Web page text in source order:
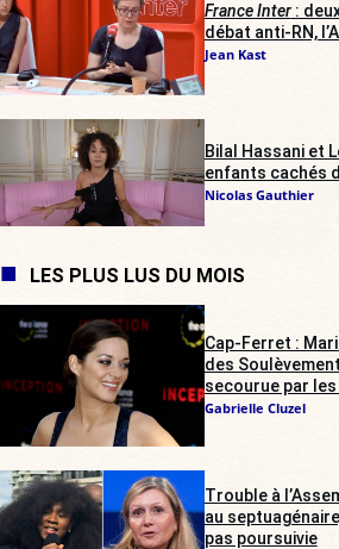
France Inter:
débat anti-RN,
Jean Kast
Bilal Hassani et
enfants cachés
Nicolas Gauthier
LES PLUS LUS DU MOIS
Cap-Ferret :
des
secourue par
Gabrielle Cluzel
Trouble à
au
pas poursuivie